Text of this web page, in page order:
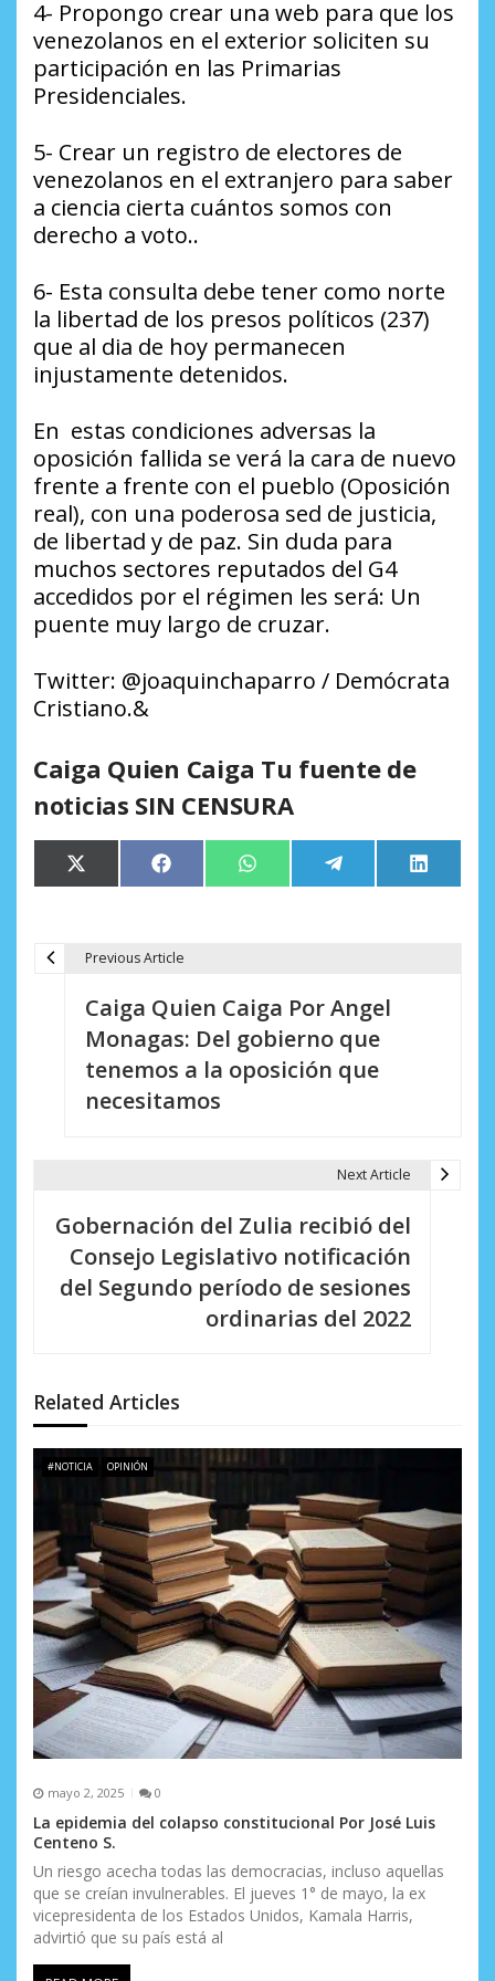
4- Propongo crear una web para que los
venezolanos en el exterior soliciten su
participación en las Primarias
Presidenciales.
5- Crear un registro de electores de
venezolanos en el extranjero para saber
a ciencia cierta cuántos somos con
derecho a voto..
6- Esta consulta debe tener como norte
la libertad de los presos políticos (237)
que al dia de hoy permanecen
injustamente detenidos.
En estas condiciones adversas la
oposición fallida se verá la cara de nuevo
frente a frente con el pueblo (Oposición
real), con una poderosa sed de justicia,
de libertad y de paz. Sin duda para
muchos sectores reputados del G4
accedidos por el régimen les será: Un
puente muy largo de cruzar.
Twitter: @joaquinchaparro / Demócrata
Cristiano.&
Caiga Quien Caiga Tu fuente de
noticias SIN CENSURA
Compartir
en
X
(Twitter)
Compartir
en
Facebook Compartir
en
WhatsApp Compartir
en
Telegram
en
LinkedIn
e
e
n
t
r
a
d
a
s
Previous Article
Caiga Quien Caiga Por Angel
Monagas: Del gobierno que
tenemos a la oposición que
necesitamos
Next Article
Gobernación del Zulia recibió del
Consejo Legislativo notificación
del Segundo período de sesiones
ordinarias del 2022
Related Articles
#NOTICIA OPINIÓN
mayo 2, 2025 0
La epidemia del colapso constitucional Por José Luis
Centeno S.
Un riesgo acecha todas las democracias, incluso aquellas
que se creían invulnerables. El jueves 1° de mayo, la ex
vicepresidenta de los Estados Unidos, Kamala Harris,
advirtió que su país está al